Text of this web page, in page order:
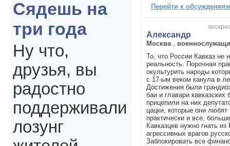
Перейти к
Александр
Москва
То, что России Кавказ не
реальность. Порочная
окультурить народы
с 17-ым веком канула в
Достижения были
баи и главари
прицепили на них
цацки, которые они любят
практически и все,
Кавказцев нужно гнать
агрессивных врагов
Заблокировать все
Сядешь на
три года
Ну что,
друзья, вы
радостно
поддерживали
лозунг